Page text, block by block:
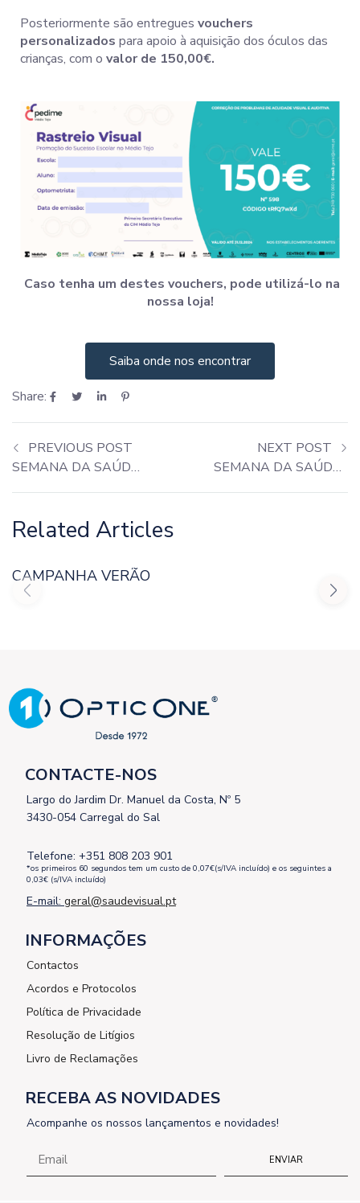
Posteriormente são entregues vouchers
personalizados para apoio à aquisição dos óculos das
crianças, com o valor de 150,00€.
Caso tenha um destes vouchers, pode utilizá-lo na
nossa loja!
Saiba onde nos encontrar
Share:
PREVIOUS POST
SEMANA DA SAÚDE – ARGANIL
NEXT POST
SEMANA DA SAÚDE – ALMEIRIM
Related Articles
CAMPANHA VERÃO
CONTACTE-NOS
Largo do Jardim Dr. Manuel da Costa, Nº 5
3430-054 Carregal do Sal
Telefone: +351 808 203 901
*os primeiros 60 segundos tem um custo de 0,07€(s/IVA incluído) e os seguintes a
0,03€ (s/IVA incluído)
E-mail: geral@saudevisual.pt
INFORMAÇÕES
Contactos
Acordos e Protocolos
Política de Privacidade
Resolução de Litígios
Livro de Reclamações
RECEBA AS NOVIDADES
Acompanhe os nossos lançamentos e novidades!
ENVIAR